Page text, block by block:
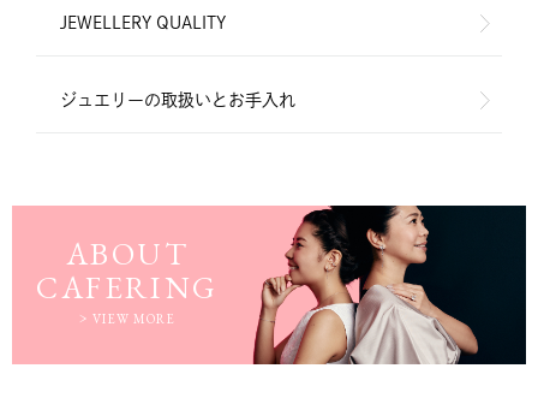
JEWELLERY QUALITY
ジュエリーの取扱いとお手入れ
ABOUT
CAFERING
VIEW MORE